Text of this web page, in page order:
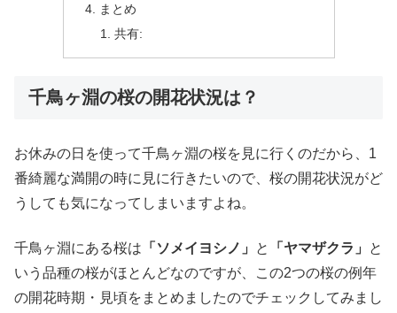
まとめ
共有:
千鳥ヶ淵の桜の開花状況は？
お休みの日を使って千鳥ヶ淵の桜を見に行くのだから、1
番綺麗な満開の時に見に行きたいので、桜の開花状況がど
うしても気になってしまいますよね。
千鳥ヶ淵にある桜は 「ソメイヨシノ」 と 「ヤマザクラ」
と
いう品種の桜がほとんどなのですが、この2つの桜の例年
の開花時期・見頃をまとめましたのでチェックしてみまし